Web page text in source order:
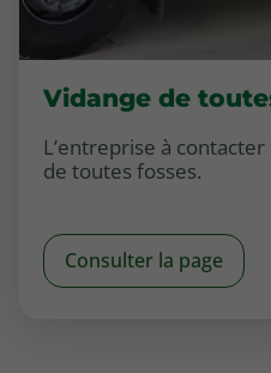
Vidange de
L’entreprise à
de toutes fosses.
Consulter la page